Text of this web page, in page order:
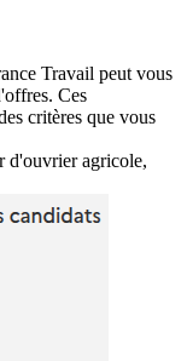
Travail peut vous
Ces
critères que vous
d'ouvrier agricole,